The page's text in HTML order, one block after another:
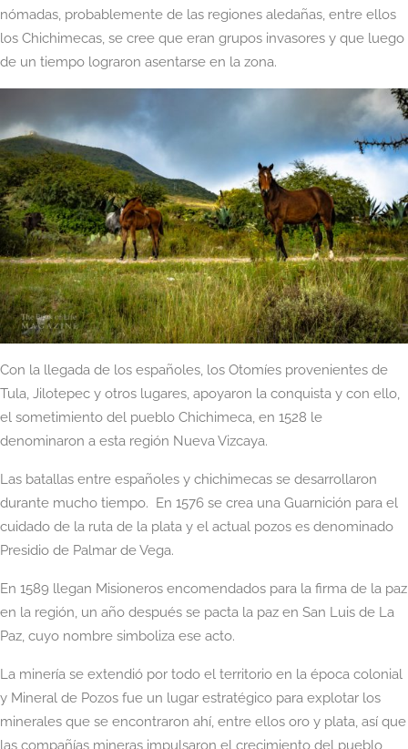
nómadas, probablemente de las regiones aledañas, entre ellos
los Chichimecas, se cree que eran grupos invasores y que luego
de un tiempo lograron asentarse en la zona.
Con la llegada de los españoles, los Otomíes provenientes de
Tula, Jilotepec y otros lugares, apoyaron la conquista y con ello,
el sometimiento del pueblo Chichimeca, en 1528 le
denominaron a esta región Nueva Vizcaya.
Las batallas entre españoles y chichimecas se desarrollaron
durante mucho tiempo. En 1576 se crea una Guarnición para el
cuidado de la ruta de la plata y el actual pozos es denominado
Presidio de Palmar de Vega.
En 1589 llegan Misioneros encomendados para la firma de la paz
en la región, un año después se pacta la paz en San Luis de La
Paz, cuyo nombre simboliza ese acto.
La minería se extendió por todo el territorio en la época colonial
y Mineral de Pozos fue un lugar estratégico para explotar los
minerales que se encontraron ahí, entre ellos oro y plata, así que
las compañías mineras impulsaron el crecimiento del pueblo